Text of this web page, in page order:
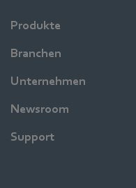
Produkte
Branchen
Unternehmen
Newsroom
Support